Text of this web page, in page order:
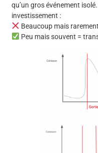
qu’un gros événement
investissement :
Beaucoup mais
Peu mais souvent =